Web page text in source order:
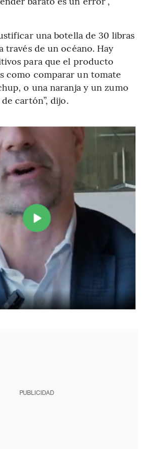
una botella de 30 libras
través de un océano. Hay
para que el producto
como comparar un tomate
o una naranja y un zumo
cartón”, dijo.
PUBLICIDAD